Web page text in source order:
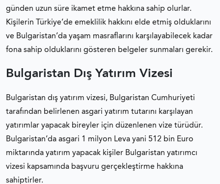
günden uzun süre ikamet etme hakkına sahip olurlar.
Kişilerin Türkiye’de emeklilik hakkını elde etmiş olduklarını
ve Bulgaristan’da yaşam masraflarını karşılayabilecek kadar
fona sahip olduklarını gösteren belgeler sunmaları gerekir.
Bulgaristan Dış Yatırım Vizesi
Bulgaristan dış yatırım vizesi, Bulgaristan Cumhuriyeti
tarafından belirlenen asgari yatırım tutarını karşılayan
yatırımlar yapacak bireyler için düzenlenen vize türüdür.
Bulgaristan’da asgari 1 milyon Leva yani 512 bin Euro
miktarında yatırım yapacak kişiler Bulgaristan yatırımcı
vizesi kapsamında başvuru gerçekleştirme hakkına
sahiptirler.